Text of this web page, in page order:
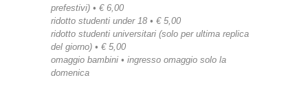
prefestivi) • € 6,00
ridotto studenti under 18 • € 5,00
ridotto studenti universitari (solo per ultima replica
del giorno) • € 5,00
omaggio bambini • ingresso omaggio solo la
domenica